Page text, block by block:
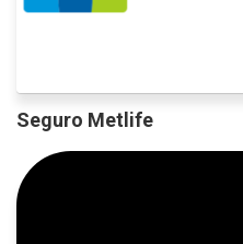
Seguro Metlife